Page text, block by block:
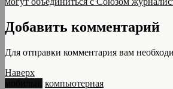
Добавить комментарий
Для отправки комментария вам
Наверх
компьютерная